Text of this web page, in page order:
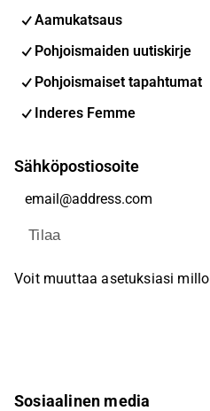
Aamukatsaus
Pohjoismaiden uutiskirje
Pohjoismaiset tapahtumat
Inderes Femme
Sähköpostiosoite
Tilaa
Voit muuttaa asetuksiasi
Sosiaalinen media